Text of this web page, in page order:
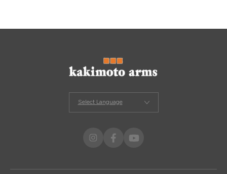
Select Language